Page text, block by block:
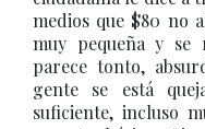
medios que $80 no
muy pequeña y se
parece tonto,
gente se está
suficiente, incluso